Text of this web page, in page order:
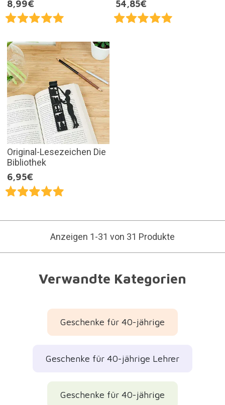
8,99€ 54,85€
Original-Lesezeichen Die
Bibliothek
6,95€
Anzeigen 1-31 von 31 Produkte
Verwandte Kategorien
Geschenke für 40-jährige
Geschenke für 40-jährige Lehrer
Geschenke für 40-jährige